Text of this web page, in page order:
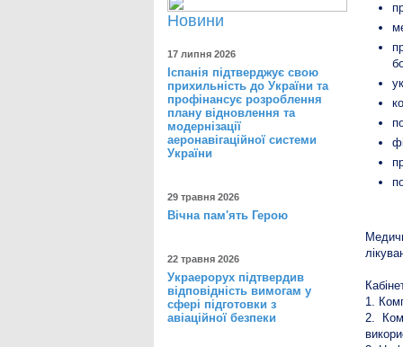
Новини
17 липня 2026
Іспанія підтверджує свою
прихильність до України та
профінансує розроблення
плану відновлення та
модернізації
аеронавігаційної системи
України
29 травня 2026
Вічна пам'ять Герою
22 травня 2026
Украерорух підтвердив
відповідність вимогам у
сфері підготовки з
авіаційної безпеки
1.
2.